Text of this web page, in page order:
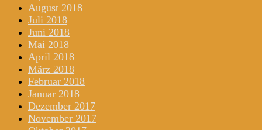
August 2018
Juli 2018
Juni 2018
Mai 2018
April 2018
März 2018
Februar 2018
Januar 2018
Dezember 2017
November 2017